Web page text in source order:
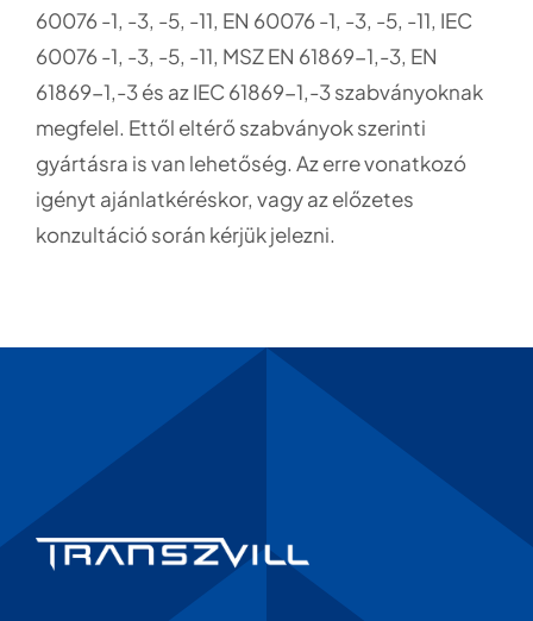
60076 -1, -3, -5, -11, EN 60076 -1, -3, -5, -11, IEC
60076 -1, -3, -5, -11, MSZ EN 61869-1,-3, EN
61869-1,-3 és az IEC 61869-1,-3 szabványoknak
megfelel. Ettől eltérő szabványok szerinti
gyártásra is van lehetőség. Az erre vonatkozó
igényt ajánlatkéréskor, vagy az előzetes
konzultáció során kérjük jelezni.